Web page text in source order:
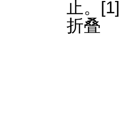
止。[1]
折叠